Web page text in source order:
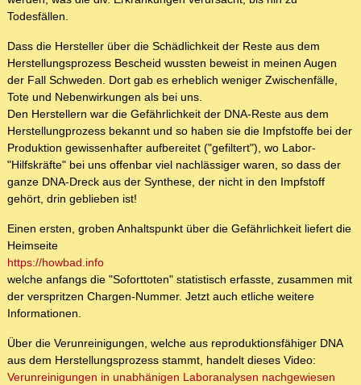
Todesfällen.
Dass die Hersteller über die Schädlichkeit der Reste aus dem
Herstellungsprozess Bescheid wussten beweist in meinen Augen
der Fall Schweden. Dort gab es erheblich weniger Zwischenfälle,
Tote und Nebenwirkungen als bei uns.
Den Herstellern war die Gefährlichkeit der DNA-Reste aus dem
Herstellungprozess bekannt und so haben sie die Impfstoffe bei der
Produktion gewissenhafter aufbereitet ("gefiltert"), wo Labor-
"Hilfskräfte" bei uns offenbar viel nachlässiger waren, so dass der
ganze DNA-Dreck aus der Synthese, der nicht in den Impfstoff
gehört, drin geblieben ist!
Einen ersten, groben Anhaltspunkt über die Gefährlichkeit liefert die
Heimseite
https://howbad.info
welche anfangs die "Soforttoten" statistisch erfasste, zusammen mit
der verspritzen Chargen-Nummer. Jetzt auch etliche weitere
Informationen.
Über die Verunreinigungen, welche aus reproduktionsfähiger DNA
aus dem Herstellungsprozess stammt, handelt dieses Video:
Verunreinigungen in unabhänigen Laboranalysen nachgewiesen